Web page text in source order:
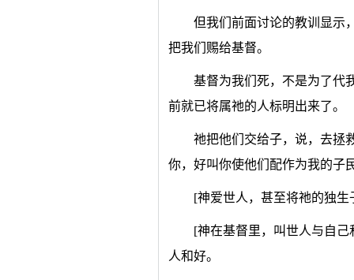
但我们前面讨论的教训显示
把我们赐给基督。
基督为我们死，不是为了代
前就已将属祂的人标明出来了。
祂把他们交给子，说，去拯
你，好叫你使他们配作为我的子
[神爱世人，甚至将祂的独
[神在基督里，叫世人与自
人和好。